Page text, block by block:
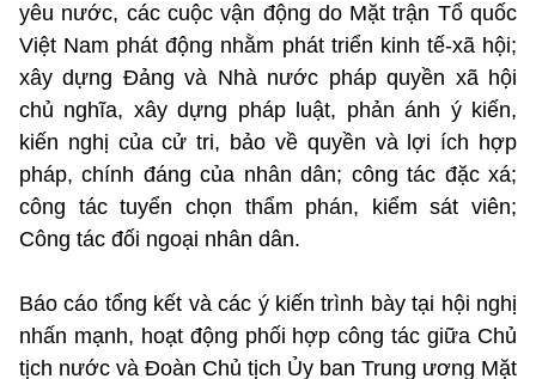
yêu nước, các cuộc vận động do Mặt trận Tổ quốc
Việt Nam phát động nhằm phát triển kinh tế-xã hội;
xây dựng Đảng và Nhà nước pháp quyền xã hội
chủ nghĩa, xây dựng pháp luật, phản ánh ý kiến,
kiến nghị của cử tri, bảo về quyền và lợi ích hợp
pháp, chính đáng của nhân dân; công tác đặc xá;
công tác tuyển chọn thẩm phán, kiểm sát viên;
Công tác đối ngoại nhân dân.
Báo cáo tổng kết và các ý kiến trình bày tại hội nghị
nhấn mạnh, hoạt động phối hợp công tác giữa Chủ
tịch nước và Đoàn Chủ tịch Ủy ban Trung ương Mặt